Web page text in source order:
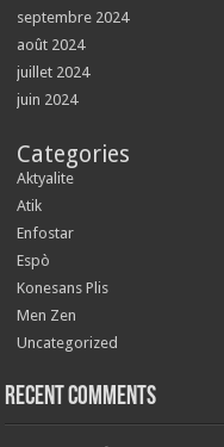
septembre 2024
août 2024
juillet 2024
juin 2024
Categories
Aktyalite
Atik
Enfostar
Espò
Konesans Plis
Men Zen
Uncategorized
Recent Comments